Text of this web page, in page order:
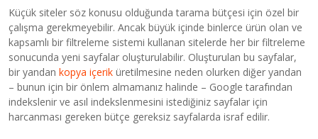
Küçük siteler söz konusu olduğunda tarama bütçesi için özel bir
çalışma gerekmeyebilir. Ancak büyük içinde binlerce ürün olan ve
kapsamlı bir filtreleme sistemi kullanan sitelerde her bir filtreleme
sonucunda yeni sayfalar oluşturulabilir. Oluşturulan bu sayfalar,
bir yandankopya içerik üretilmesine neden olurken diğer yandan
– bunun için bir önlem almamanız halinde – Google tarafından
indekslenir ve asıl indekslenmesini istediğiniz sayfalar için
harcanması gereken bütçe gereksiz sayfalarda israf edilir.